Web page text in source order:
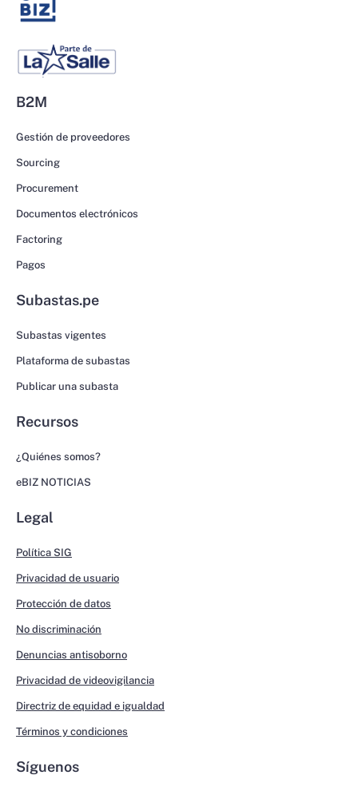
B2M
Gestión de proveedores
Sourcing
Procurement
Documentos electrónicos
Factoring
Pagos
Subastas.pe
Subastas vigentes
Plataforma de subastas
Publicar una subasta
Recursos
¿Quiénes somos?
eBIZ NOTICIAS
Legal
Política SIG
Privacidad de usuario
Protección de datos
No discriminación
Denuncias antisoborno
Privacidad de videovigilancia
Directriz de equidad e igualdad
Términos y condiciones
Síguenos